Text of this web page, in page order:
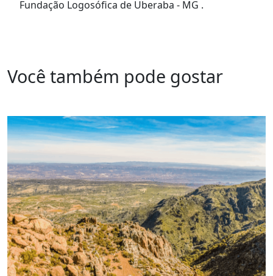
Fundação Logosófica de Uberaba - MG .
Você também pode gostar